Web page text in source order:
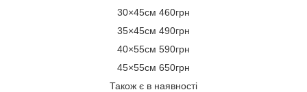
30×45см 460грн
35×45см 490грн
40×55см 590грн
45×55см 650грн
Також є в наявності